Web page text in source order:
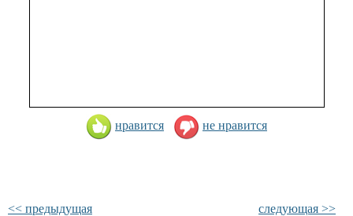
нравится не нравится
<< предыдущая следующая >>